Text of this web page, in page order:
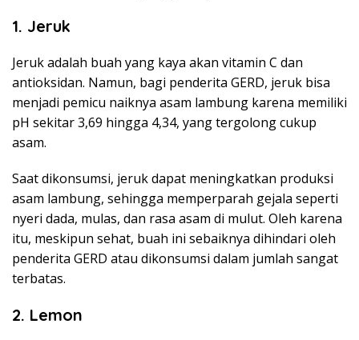
1. Jeruk
Jeruk adalah buah yang kaya akan vitamin C dan
antioksidan. Namun, bagi penderita GERD, jeruk bisa
menjadi pemicu naiknya asam lambung karena memiliki
pH sekitar 3,69 hingga 4,34, yang tergolong cukup
asam.
Saat dikonsumsi, jeruk dapat meningkatkan produksi
asam lambung, sehingga memperparah gejala seperti
nyeri dada, mulas, dan rasa asam di mulut. Oleh karena
itu, meskipun sehat, buah ini sebaiknya dihindari oleh
penderita GERD atau dikonsumsi dalam jumlah sangat
terbatas.
2. Lemon